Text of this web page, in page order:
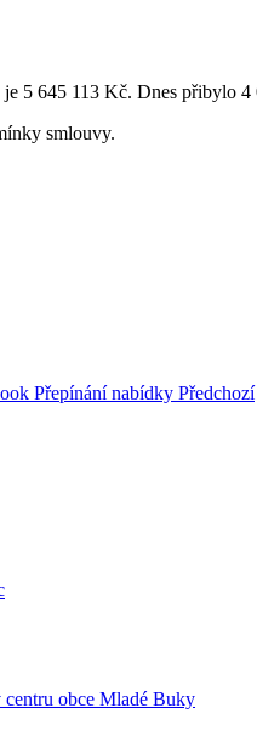
5 645 113 Kč. Dnes přibylo
smlouvy.
Přepínání nabídky Předchozí
centru obce Mladé Buky